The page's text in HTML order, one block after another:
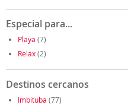
Especial para...
Playa (7)
Relax(2)
Destinos cercanos
Imbituba (77)